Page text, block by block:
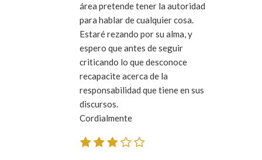
área pretende tener la autoridad
para hablar de cualquier cosa.
Estaré rezando por su alma, y
espero que antes de seguir
criticando lo que desconoce
recapacite acerca de la
responsabilidad que tiene en sus
discursos.
Cordialmente